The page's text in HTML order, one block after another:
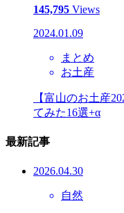
145,795 Views
2024.01.09
まとめ
お土産
【富山のお土産
てみた16選+α
最新記事
2026.04.30
自然